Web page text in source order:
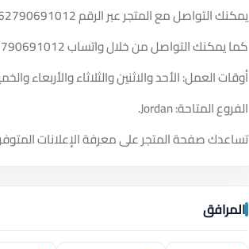
يمكنك التواصل مع المتجر عبر الرقم
كما يمكنك التواصل من خلال واتساب
أوقات العمل: الأحد والاثنين والثلاثاء والأربعاء والخميس والسبت من
الفروع المتاحة: Jordan.
تساعدك صفحة المتجر على معرفة الإعلانات
المرافق